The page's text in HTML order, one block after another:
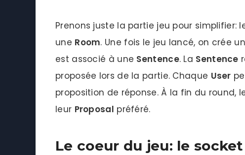
Prenons juste la partie jeu pour simplifier:
une Room. Une fois le jeu lancé, on crée
est associé à une Sentence. La Sentence
proposée lors de la partie. Chaque User
proposition de réponse. À la fin du round,
leur Proposal préféré.
Le coeur du jeu: le socket